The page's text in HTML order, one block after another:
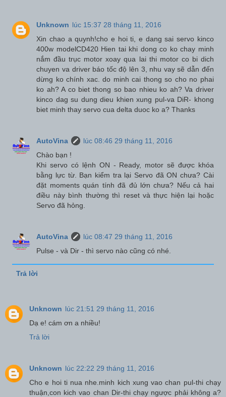
Unknown lúc 15:37 28 tháng 11, 2016
Xin chao a quynh!cho e hoi ti, e dang sai servo kinco
400w modelCD420 Hien tai khi dong co ko chay minh
nắm đầu trục motor xoay qua lai thi motor co bi dich
chuyen va driver báo tốc độ lên 3, nhu vay sẽ dẫn đến
dừng ko chính xac. do minh cai thong so cho no phai
ko ah? A co biet thong so bao nhieu ko ah? Va driver
kinco dag su dung dieu khien xung pul-va DiR- khong
biet minh thay servo cua delta duoc ko a? Thanks
AutoVina
lúc 08:46 29 tháng 11, 2016
Chào bạn !
Khi servo có lệnh ON - Ready, motor sẽ được khóa
bằng lực từ. Bạn kiểm tra lại Servo đã ON chưa? Cài
đặt moments quán tính đã đủ lớn chưa? Nếu cả hai
điều này bình thường thì reset và thực hiện lại hoặc
Servo đã hỏng.
AutoVina
lúc 08:47 29 tháng 11, 2016
Pulse - và Dir - thì servo nào cũng có nhé.
Trả lời
Unknown lúc 21:51 29 tháng 11, 2016
Dạ e! cám ơn a nhiều!
Trả lời
Unknown lúc 22:22 29 tháng 11, 2016
Cho e hoi ti nua nhe.minh kich xung vao chan pul-thi chạy
thuận,con kich vao chan Dir-thi chạy ngược phải không a?